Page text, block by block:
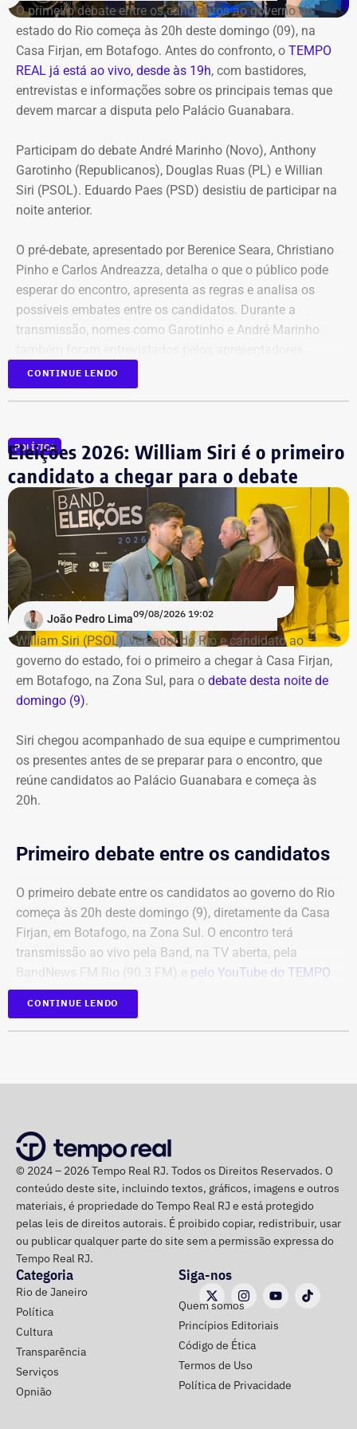
O primeiro debate entre os candidatos ao governo do
estado do Rio começa às 20h deste domingo (09), na
Casa Firjan, em Botafogo. Antes do confronto, o TEMPO
REAL já está ao vivo, desde às 19h, com bastidores,
entrevistas e informações sobre os principais temas que
devem marcar a disputa pelo Palácio Guanabara.
Participam do debate André Marinho (Novo), Anthony
Garotinho (Republicanos), Douglas Ruas (PL) e Willian
Siri (PSOL). Eduardo Paes (PSD) desistiu de participar na
noite anterior.
O pré-debate, apresentado por Berenice Seara, Christiano
Pinho e Carlos Andreazza, detalha o que o público pode
esperar do encontro, apresenta as regras e analisa os
possíveis embates entre os candidatos. Durante a
transmissão, nomes como Garotinho e André Marinho
Acompanhe a cobertura especial pelo YouTube e
CONTINUE LENDO
POLÍTICA
Eleições 2026: William Siri é o primeiro
candidato a chegar para o debate
João Pedro Lima09/08/2026 19:02
William Siri (PSOL), vereador do Rio e candidato ao
governo do estado, foi o primeiro a chegar à Casa Firjan,
em Botafogo, na Zona Sul, para o debate desta noite de
domingo (9).
Siri chegou acompanhado de sua equipe e cumprimentou
os presentes antes de se preparar para o encontro, que
reúne candidatos ao Palácio Guanabara e começa às
20h.
Primeiro debate entre os candidatos
O primeiro debate entre os candidatos ao governo do Rio
começa às 20h deste domingo (9), diretamente da Casa
Firjan, em Botafogo, na Zona Sul. O encontro terá
transmissão ao vivo pela Band, na TV aberta, pela
BandNews FM Rio (90.3 FM) e pelo YouTube do TEMPO
REAL, em parceria com a emissora.
Participam do debate André Marinho (Novo), Anthony
O público também poderá acompanhar a cobertura
especial do TEMPO REAL pelo Instagram do portal, com
transmissão e atualizações nos Stories.
CONTINUE LENDO
© 2024 – 2026 Tempo Real RJ. Todos os Direitos Reservados. O
conteúdo deste site, incluindo textos, gráficos, imagens e outros
materiais, é propriedade do Tempo Real RJ e está protegido
pelas leis de direitos autorais. É proibido copiar, redistribuir, usar
ou publicar qualquer parte do site sem a permissão expressa do
Tempo Real RJ.
Categoria
Rio de Janeiro
Política
Cultura
Transparência
Serviços
Opnião
Siga-nos
Quem somos
Princípios Editoriais
Código de Ética
Termos de Uso
Política de Privacidade